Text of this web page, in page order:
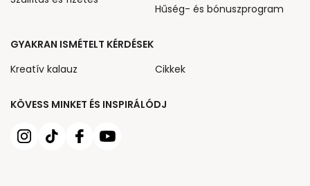
KÖVESS MINKET ÉS INSPIRÁLÓDJ
Hűség- és bónuszprogram
GYAKRAN ISMÉTELT KÉRDÉSEK
Kreatív kalauz
Cikkek